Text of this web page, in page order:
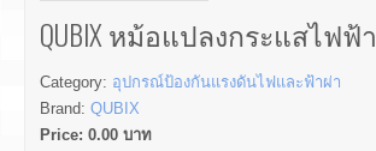
QUBIX หม้อแปลงกระแสไฟฟ้า
Category: อุปกรณ์ป้องกันแรงดันไฟและฟ้าผ่า
Brand: QUBIX
Price: 0.00 บาท